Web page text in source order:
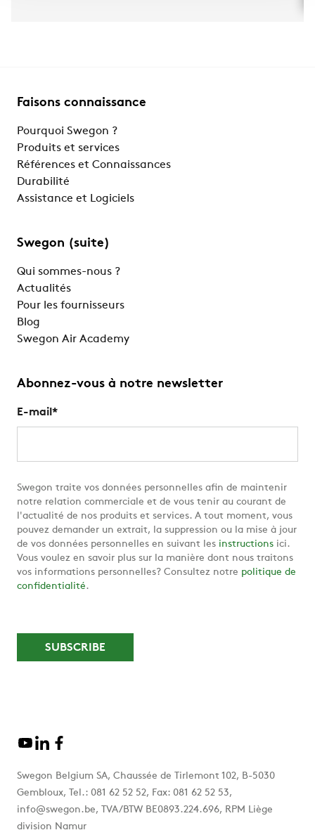
Faisons connaissance
Pourquoi Swegon ?
Produits et services
Références et Connaissances
Durabilité
Assistance et Logiciels
Swegon (suite)
Qui sommes-nous ?
Actualités
Pour les fournisseurs
Blog
Swegon Air Academy
Abonnez-vous à notre newsletter
E-mail *
Swegon traite vos données personnelles afin de maintenir
notre relation commerciale et de vous tenir au courant de
l'actualité de nos produits et services. A tout moment, vous
pouvez demander un extrait, la suppression ou la mise à jour
de vos données personnelles en suivant les instructions ici.
Vous voulez en savoir plus sur la manière dont nous traitons
vos informations personnelles? Consultez notre politique de
confidentialité.
Swegon Belgium SA, Chaussée de Tirlemont 102, B-5030
Gembloux, Tel.: 081 62 52 52, Fax: 081 62 52 53,
info@swegon.be, TVA/BTW BE0893.224.696, RPM Liège
division Namur